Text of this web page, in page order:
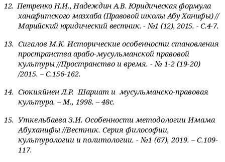
12. Петренко Н.И., Надеждин А.В. Юридическая формула
ханафитского мазхаба (Правовой школы Абу Ханифы) //
Марийский юридический вестник. - №1 (12), 2015. - С.4-7.
13. Сигалов М.К.Исторические особенности становления
пространства арабо-мусульманской правовой
культуры //Пространство и время. - № 1-2 (19-20)
/2015. – С.156-162.
14. Сюкияйнен Л.Р. Шариат и мусульманско-правовая
культура. – М., 1998. – 48с.
15. Уткельбаева З.И. Особенности методологии Имама
Абуханифы //Вестник. Серия философии,
культурологии и политологии. - №1 (67), 2019. – С.109-
117.